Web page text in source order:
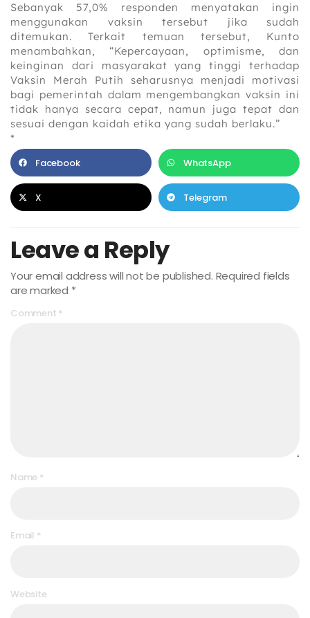
Sebanyak 57,0% responden menyatakan ingin
menggunakan vaksin tersebut jika sudah
ditemukan. Terkait temuan tersebut, Kunto
menambahkan, “Kepercayaan, optimisme, dan
keinginan dari masyarakat yang tinggi terhadap
Vaksin Merah Putih seharusnya menjadi motivasi
bagi pemerintah dalam mengembangkan vaksin ini
tidak hanya secara cepat, namun juga tepat dan
sesuai dengan kaidah etika yang sudah berlaku.”
*
Facebook
WhatsApp
X Telegram
Leave a Reply
Your email address will not be published. Required fields
are marked *
Comment *
Name *
Email *
Website